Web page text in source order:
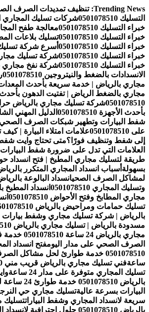
التجاوز
إلى
المحتوى
Trending News: تنظيف تمديدات الصرف
التسليك 0501078510
شركات تسليك المجاري
خبراء التسليك 0501078510
معالجة طفح
خبراء التسليك 0501078510
تسليك بلاعات
خبراء التسليك 0501078510
أسرع شركة
خبراء التسليك 0501078510
شركة تسليك
خبراء التسليك 0501078510
شركة نفخ مجاري
الانسدادات بالضغط والنيتروجين 0501078510
مجاري بالرياض | خدمة سريعة بأحدث المعدات
مجاري بالضغط الرياض | تفتيت الدهون
0501078510شركة تسليك مجاري بالرياض
بأحدث الأجهزة 0501078510
الدليل المهني
شفط البيارات وتطهير شبكات الصرف الصحي
على 0501078510
علامات امتلاء البيارة |
إلى شفط وتنظيف فورًا؟متى تحتاج وايت
العلامات التي تدل على ضرورة شفط البيارات
طريقة لتسليك مجاري المطبخ | فتح انسداد
بسهولة أسباب انسداد المجاري المتكرر
لمشاكل الصرف الصحيانسداد البالوعة
وتسليك المجاري 0501078510
انسداد المطبخ
مجاري المطابخ وفتح الأحواض 0501078510
تسليك حمامات ومراحيض بالرياض 0501078510
بالرياض | شركة تسليك مجاري وشفط بيارات 0501078510
مسدودة بالرياض | تسليك مجاري بالرياض 0501078510
مجاري بالرياض
الصرف الصحي على مدار اليومفتح انسداد
ساعة
تسليك المجاري متوفرة على مدار 24 ساعة
بالرياض
البيارات بسرعة عاليةتسليك مجاري حي
سريعة لانسداد المجاري وشفط البياراتتسليك
بالرياض 0501078510 حلول احترافية